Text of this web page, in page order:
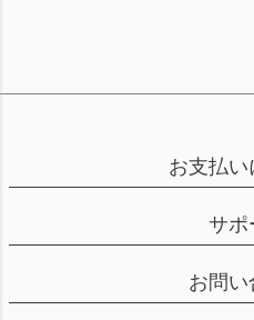
お支払い
サポ
お問い